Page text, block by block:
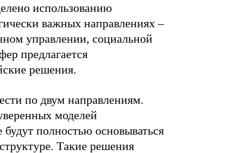
использованию
важных направлениях –
управлении, социальной
предлагается
решения.
по двум направлениям.
моделей
будут полностью основываться
Такие решения